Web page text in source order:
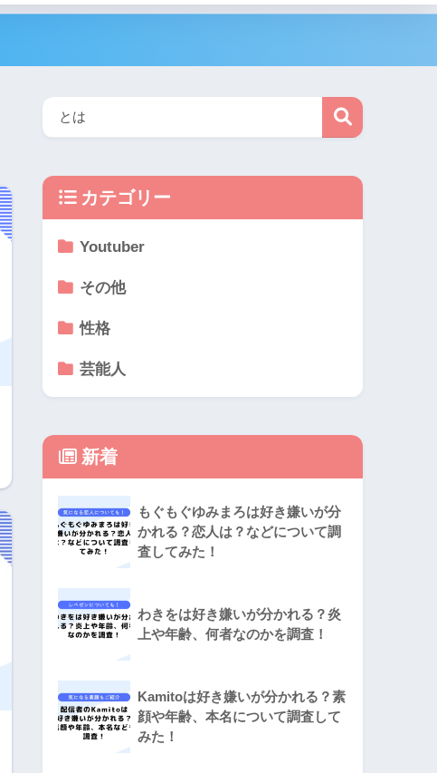
カテゴリー
Youtuber
その他
性格
芸能人
新着
もぐもぐゆみまろは好き嫌いが分
かれる？恋人は？などについて調
査してみた！
わきをは好き嫌いが分かれる？炎
上や年齢、何者なのかを調査！
Kamitoは好き嫌いが分かれる？素
顔や年齢、本名について調査して
みた！